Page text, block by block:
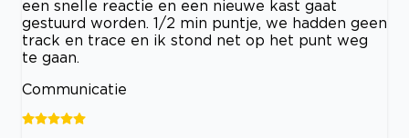
een snelle reactie en een nieuwe kast gaat
gestuurd worden. 1/2 min puntje, we hadden geen
track en trace en ik stond net op het punt weg
te gaan.
Communicatie